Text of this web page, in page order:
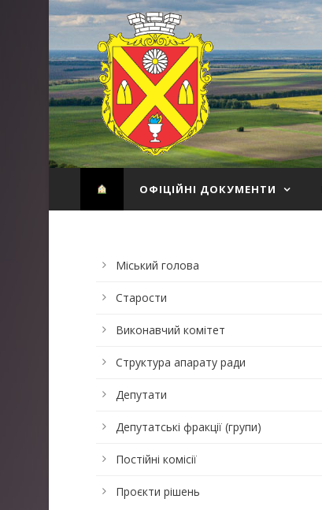
ОФІЦІЙНІ ДОКУМЕНТИ
Міський голова
Старости
Виконавчий комітет
Структура апарату ради
Депутати
Депутатські фракції (групи)
Постійні комісії
Проєкти рішень